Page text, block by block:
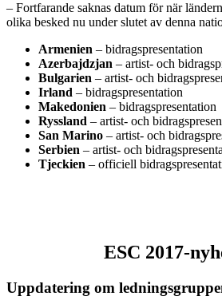
– Fortfarande saknas datum för när
olika besked nu under slutet av denna
Armenien – bidragspresentation
Azerbajdzjan – artist- och
Bulgarien – artist- och
Irland – bidragspresentation
Makedonien – bidragspresentation
Ryssland – artist- och
San Marino – artist- och
Serbien – artist- och
Tjeckien – officiell
ESC 2017-
Uppdatering om